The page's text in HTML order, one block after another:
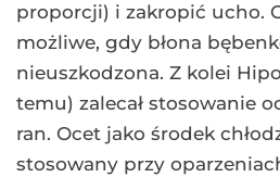
proporcji) i zakropić ucho.
możliwe, gdy błona
nieuszkodzona. Z kolei
temu) zalecał stosowanie
ran. Ocet jako środek
stosowany przy